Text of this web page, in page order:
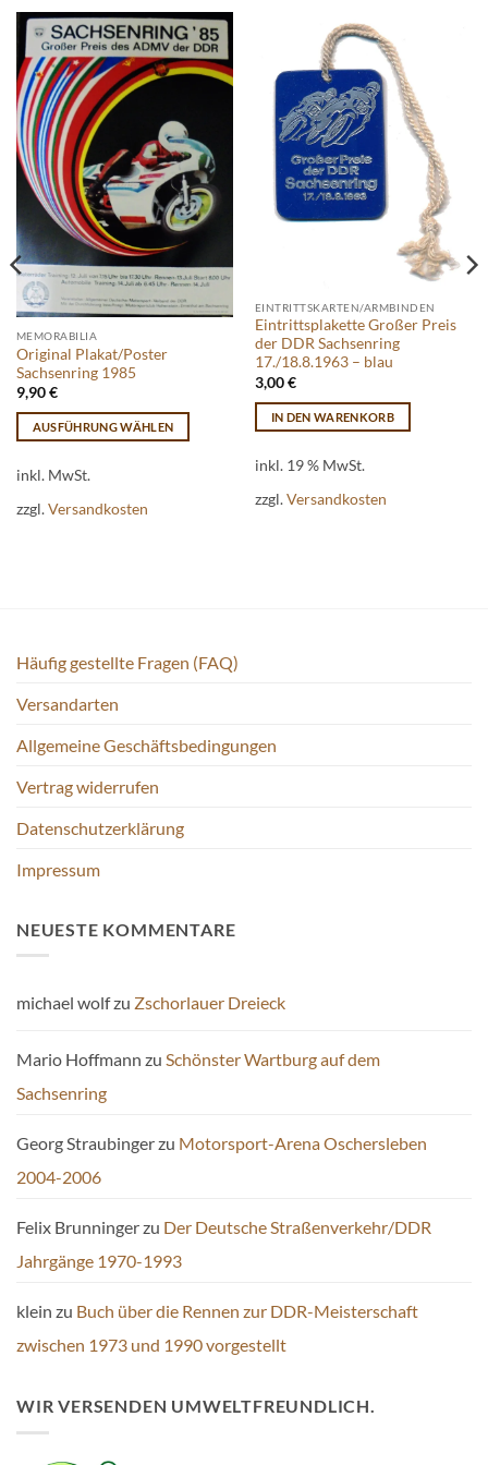
MEMORABILIA
Original Plakat/Poster
Sachsenring 1985
9,90€
AUSFÜHRUNG WÄHLEN
Produkt
mehrere
auf
Produktseite
werden
inkl. MwSt.
zzgl.Versandkosten
EINTRITTSKARTEN/ARMBINDEN
Eintrittsplakette Großer Preis
der DDR Sachsenring
17./18.8.1963 – blau
3,00€
IN DEN WARENKORB
inkl. 19 % MwSt.
zzgl.Versandkosten
Häufig gestellte Fragen (FAQ)
Versandarten
Allgemeine Geschäftsbedingungen
Vertrag widerrufen
Datenschutzerklärung
Impressum
NEUESTE KOMMENTARE
michael wolfzu Zschorlauer Dreieck
Mario Hoffmann zu Schönster Wartburg auf dem
Sachsenring
Georg Straubingerzu Motorsport-Arena Oschersleben
2004-2006
Felix Brunningerzu Der Deutsche Straßenverkehr/DDR
Jahrgänge 1970-1993
klein zu Buch über die Rennen zur DDR-Meisterschaft
zwischen 1973 und 1990 vorgestellt
WIR VERSENDEN UMWELTFREUNDLICH.